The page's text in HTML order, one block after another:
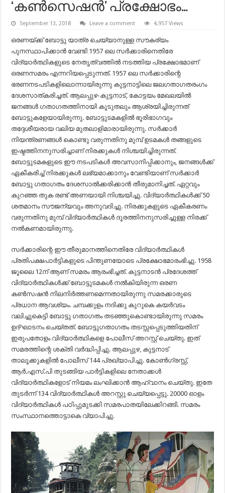
‘കൺസെഷൻ’ പ്രക്ഷോഭം…
September 13, 2018 Leave a comment 4,957 Views
ഒരണയ്ക്ക് ബോട്ടു യാത്ര ചെയ്യാനുള്ള സൗകര്യം
പുനസ്ഥാപിക്കാൻ വേണ്ടി 1957 ലെ സർക്കാരിനെതിരേ
വിദ്യാർത്ഥികളുടെ നേതൃത്വത്തിൽ നടത്തിയ പ്രക്ഷോഭമാണ്
ഒരണസമരം എന്നറിയപ്പെടുന്നത്. 1957 ലെ സർക്കാരിന്റെ
ഭരണനടപടികളിലൊന്നായിരുന്നു കുട്ടനാട്ടിലെ ജലഗതാഗതരംഗം
ദേശസാത്കരിച്ചത്. ആലപ്പുഴ-കുട്ടനാട്, കോട്ടയം മേഖലയിൽ
ജനങ്ങൾ ഗതാഗതത്തിനായി കൂടുതലും ആശ്രയിച്ചിരുന്നത്
ബോട്ടുകളേയായിരുന്നു. ബോട്ടുടമകളിൽ ഭൂരിഭാഗവും
തദ്ദേശീയരായ വലിയ മുതലാളിമാരായിരുന്നു. സർക്കാർ
നിയന്ത്രണങ്ങൾ കൊണ്ടു വരുന്നതിനു മുമ്പ് ഉടമകൾ തങ്ങളുടെ
ഇഷ്ടത്തിനനുസരിച്ചാണ് നിരക്കുകൾ നിശ്ചയിച്ചിരുന്നത്.
ബോട്ടുടമകളുടെ ഈ നടപടികൾ അവസാനിപ്പിക്കാനും, ജനങ്ങൾക്ക്
ഏകീകരിച്ച് നിരക്കുകൾ ലഭ്യമാക്കാനും വേണ്ടിയാണ് സർക്കാർ
ബോട്ടു ഗതാഗതം ദേശസാൽക്കരിക്കാൻ തീരുമാനിച്ചത്. ഏറ്റവും
കുറഞ്ഞ തുക രണ്ട് അണയായി നിശ്ചയിച്ചു. വിദ്യാർത്ഥികൾക്ക് 50
ശതമാനം സൗജന്യവും അനുവദിച്ചു. നിരക്കുകളുടെ ഏകീകരണം
വരുന്നതിനു മുമ്പ് വിദ്യാർത്ഥികൾ ദൂരത്തിനനുസരിച്ചുള്ള നിരക്ക്
നൽകണമായിരുന്നു.
സർക്കാരിന്റെ ഈ തീരുമാനത്തിനെതിരേ വിദ്യാർത്ഥികൾ
പ്രതിപക്ഷപാർട്ടികളുടെ പിന്തുണയോടെ പ്രക്ഷോഭമാരംഭിച്ചു. 1958
ജൂലൈ 12ന് ആണ് സമരം ആരംഭിച്ചത്. കുട്ടനാടൻ പ്രദേശത്ത്
വിദ്യാർത്ഥികൾക്ക് ബോട്ടുടമകൾ നൽകിയിരുന്ന ഒരണ
കൺസഷൻ നിലനിർത്തണമെന്നതായിരുന്നു സമരക്കാരുടെ
പ്രധാന ആവശ്യം. ചമ്പക്കുളം നദിക്കു കുറുകെ കയർവടം
വലിച്ചുകെട്ടി ബോട്ടു ഗതാഗതം തടഞ്ഞുകൊണ്ടായിരുന്നു സമരം
ഉദ്ഘാടനം ചെയ്തത്. ബോട്ടുഗതാഗതം തടസ്സപ്പെടുത്തിയതിന്
ഇരുപതോളം വിദ്യാർത്ഥികളെ പോലീസ് അറസ്റ്റ് ചെയ്തു. ഇത്
സമരത്തിന്റെ ശക്തി വർദ്ധിപ്പിച്ചു. ആലപ്പുഴ, കുട്ടനാട്
താലൂക്കുകളിൽ പോലീസ് 144 പ്രഖ്യാപിച്ചു. കോൺഗ്രസ്സ്,
ആർ.എസ്.പി തുടങ്ങിയ പാർട്ടികളിലെ നേതാക്കൾ
വിദ്യാർത്ഥികളോട് നിയമം ലംഘിക്കാൻ ആഹ്വാനം ചെയ്തു. ഇതേ
തുടർന്ന് 134 വിദ്യാർത്ഥികൾ അറസ്റ്റു ചെയ്യപ്പെട്ടു. 20000 ഓളം
വിദ്യാർത്ഥികൾ പഠിപ്പുമുടക്കി സമരപാതയിലേക്കിറങ്ങി. സമരം
സംസ്ഥാനത്തൊട്ടാകെ വ്യാപിച്ചു.